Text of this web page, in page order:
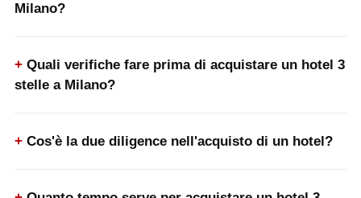
Milano?
Quali verifiche fare prima di acquistare un hotel 3
stelle a Milano?
Cos'è la due diligence nell'acquisto di un hotel?